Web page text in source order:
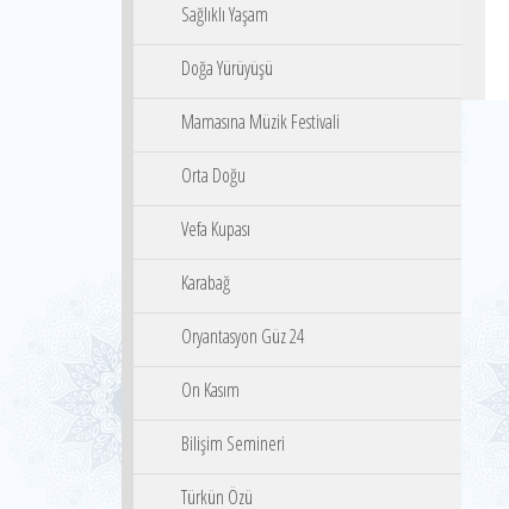
Sağlıklı Yaşam
Doğa Yürüyüşü
Mamasına Müzik Festivali
Orta Doğu
Vefa Kupası
Karabağ
Oryantasyon Güz 24
On Kasım
Bilişim Semineri
Türkün Özü